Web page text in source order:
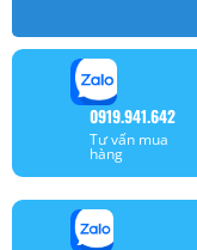
0919.941.642
Tư vấn mua
hàng